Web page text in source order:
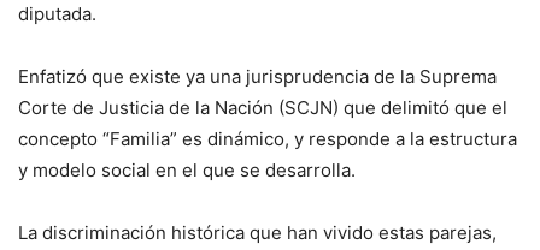
diputada.
Enfatizó que existe ya una jurisprudencia de la Suprema
Corte de Justicia de la Nación (SCJN) que delimitó que el
concepto “Familia” es dinámico, y responde a la estructura
y modelo social en el que se desarrolla.
La discriminación histórica que han vivido estas parejas,